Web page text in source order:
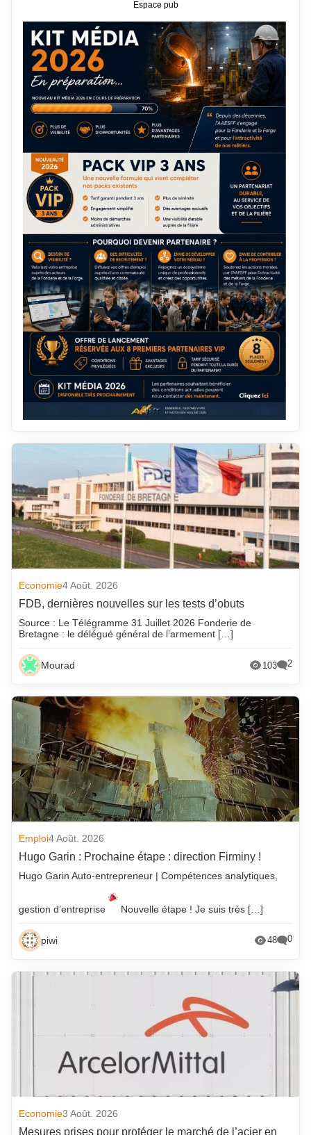
Economie4 Août. 2026
FDB, dernières nouvelles sur les tests d’obuts
Source : Le Télégramme 31 Juillet 2026 Fonderie de
Bretagne : le délégué général de l’armement […]
Mourad 103 2
Emploi4 Août. 2026
Hugo Garin : Prochaine étape : direction Firminy !
Hugo Garin Auto-entrepreneur | Compétences analytiques,
gestion d’entreprise Nouvelle étape ! Je suis très […]
piwi 48 0
Economie3 Août. 2026
Mesures prises pour protéger le marché de l’acier en
Espace pub